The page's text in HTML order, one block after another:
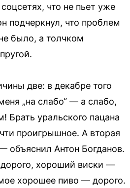
что не пьет уже
подчеркнул, что проблем
было, а толчком
две: в декабре того
„на слабо“ — а слабо,
Брать уральского пацана
проигрышное. А вторая
объяснил Антон Богданов.
хороший виски —
хорошее пиво — дорого.